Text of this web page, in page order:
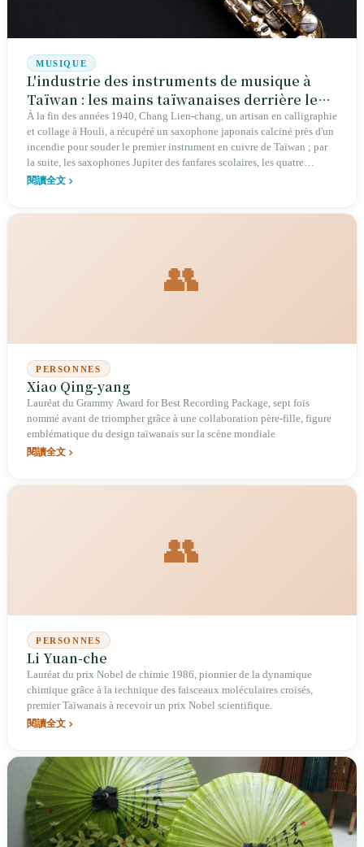
MUSIQUE
L'industrie des instruments de musique à
Taïwan : les mains taïwanaises derrière les
sons du monde
À la fin des années 1940, Chang Lien-chang, un artisan en calligraphie
et collage à Houli, a récupéré un saxophone japonais calciné près d'un
incendie pour souder le premier instrument en cuivre de Taïwan ; par
la suite, les saxophones Jupiter des fanfares scolaires, les quatre
millions de guitares de la zone de Nanzi, et les mécanismes de boîtes à
閱讀全文
👥
PERSONNES
Xiao Qing-yang
Lauréat du Grammy Award for Best Recording Package, sept fois
nommé avant de triompher grâce à une collaboration père-fille, figure
emblématique du design taïwanais sur la scène mondiale
閱讀全文
👥
PERSONNES
Li Yuan-che
Lauréat du prix Nobel de chimie 1986, pionnier de la dynamique
chimique grâce à la technique des faisceaux moléculaires croisés,
premier Taïwanais à recevoir un prix Nobel scientifique.
閱讀全文